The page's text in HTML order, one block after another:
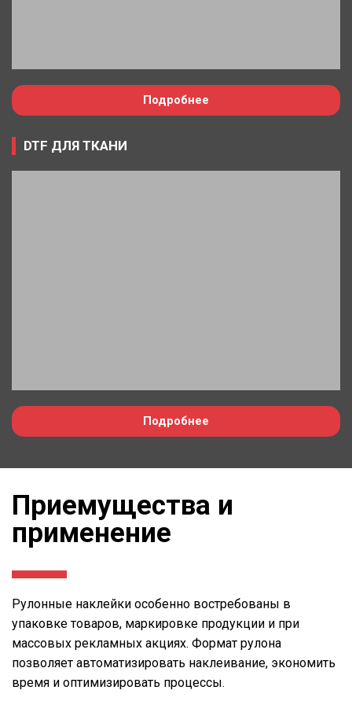
Подробнее
DTF ДЛЯ ТКАНИ
Подробнее
Приемущества и
применение
Рулонные наклейки особенно востребованы в
упаковке товаров, маркировке продукции и при
массовых рекламных акциях. Формат рулона
позволяет автоматизировать наклеивание, экономить
время и оптимизировать процессы.